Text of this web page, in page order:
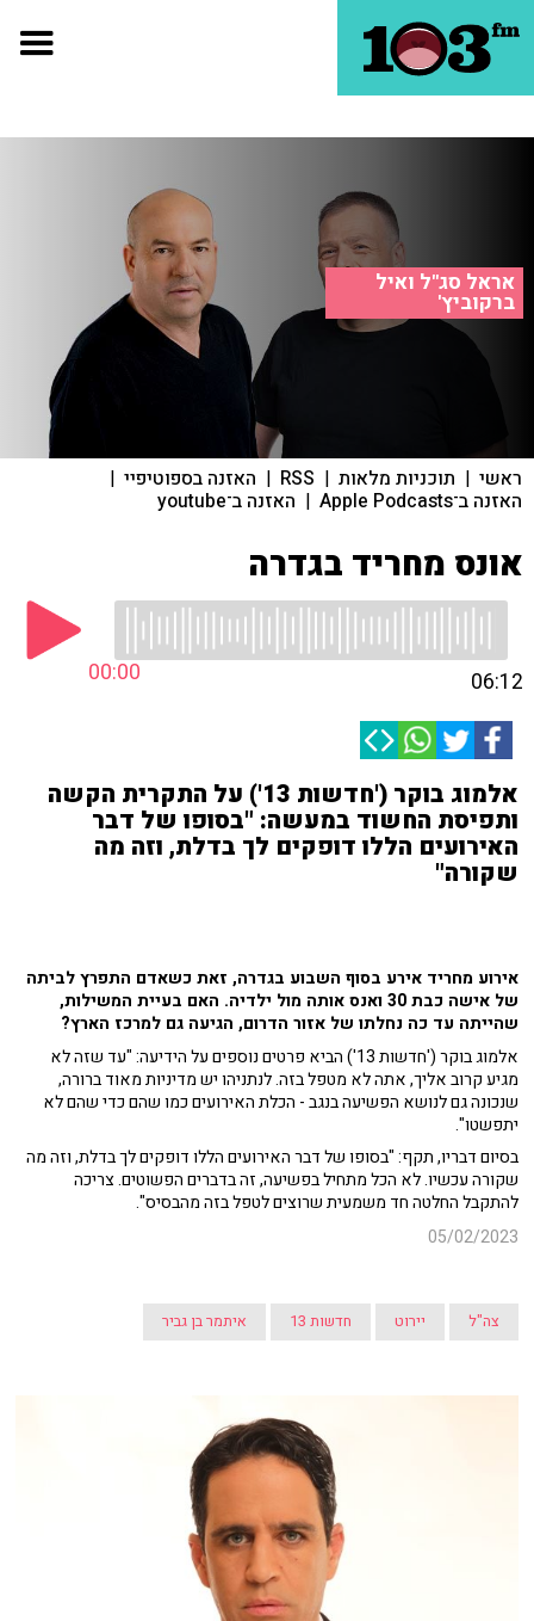
אראל סג"ל ואיל
ברקוביץ'
ראשי | תוכניות מלאות |
RSS
| האזנה בספוטיפיי |
האזנה ב־Apple Podcasts | האזנה ב־youtube
אונס מחריד בגדרה
00:00 06:12
אלמוג בוקר ('חדשות 13') על התקרית הקשה
ותפיסת החשוד במעשה: "בסופו של דבר
האירועים הללו דופקים לך בדלת, וזה מה
שקורה"
אירוע מחריד אירע בסוף השבוע בגדרה, זאת כשאדם התפרץ לביתה
של אישה כבת 30 ואנס אותה מול ילדיה. האם בעיית המשילות,
שהייתה עד כה נחלתו של אזור הדרום, הגיעה גם למרכז הארץ?
אלמוג בוקר ('חדשות 13') הביא פרטים נוספים על הידיעה: "עד שזה לא
מגיע קרוב אליך, אתה לא מטפל בזה. לנתניהו יש מדיניות מאוד ברורה,
שנכונה גם לנושא הפשיעה בנגב - הכלת האירועים כמו שהם כדי שהם לא
יתפשטו".
בסיום דבריו, תקף: "בסופו של דבר האירועים הללו דופקים לך בדלת, וזה מה
שקורה עכשיו. לא הכל מתחיל בפשיעה, זה בדברים הפשוטים. צריכה
להתקבל החלטה חד משמעית שרוצים לטפל בזה מהבסיס".
05/02/2023
צה"ל יירוט חדשות 13 איתמר בן גביר